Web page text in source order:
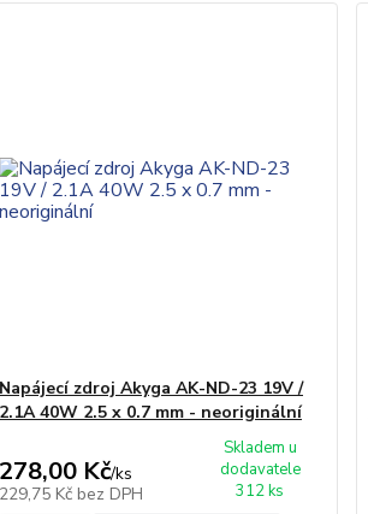
Napájecí zdroj Akyga AK-ND-23 19V /
2.1A 40W 2.5 x 0.7 mm - neoriginální
278,00 Kč/ks
229,75 Kč bez DPH
Skladem u
dodavatele
312 ks